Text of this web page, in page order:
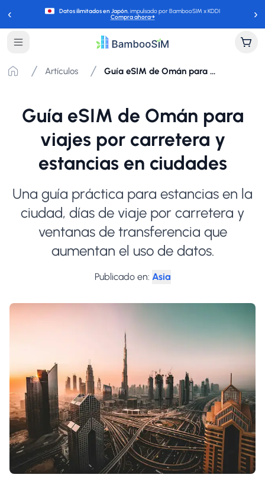
‹ Datos ilimitados en Japón, impulsado por BambooSIM x KDDI
Compra ahora→ ›
Artículos Guía eSIM de Omán para viajes por carretera y estancias en ciudades
Guía eSIM de Omán para
viajes por carretera y
estancias en ciudades
Una guía práctica para estancias en la
ciudad, días de viaje por carretera y
ventanas de transferencia que
aumentan el uso de datos.
Publicado en: Asia